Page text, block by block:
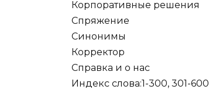
Корпоративные решения
Спряжение
Синонимы
Корректор
Справка и о нас
Индекс слова:1-300, 301-600